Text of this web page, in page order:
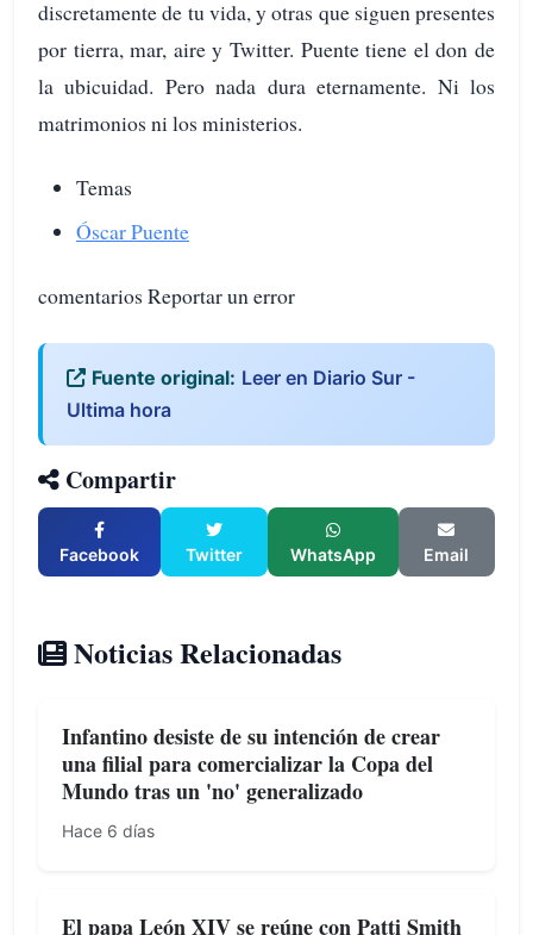
discretamente de tu vida, y otras que siguen presentes
por tierra, mar, aire y Twitter. Puente tiene el don de
la ubicuidad. Pero nada dura eternamente. Ni los
matrimonios ni los ministerios.
Temas
Óscar Puente
comentarios Reportar un error
Fuente original: Leer en Diario Sur -
Ultima hora
Compartir
Facebook Twitter WhatsApp Email
Noticias Relacionadas
Infantino desiste de su intención de crear
una filial para comercializar la Copa del
Mundo tras un 'no' generalizado
Hace 6 días
El papa León XIV se reúne con Patti Smith